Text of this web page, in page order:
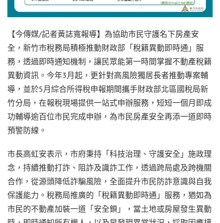
【今傳媒/記者黃誌寬報導】為協助市民守護名下房產安
全，新竹市稅務局積極推動財政部「稅籍異動即時通」服
務，透過即時通知機制，讓民眾能第一時間掌握不動產稅籍
異動資訊。今年3月起，更針對高風險獨居長者推動專案輔
導，並於5月綜合所得稅申報期間攜手財政部北區國稅局新
竹分局，在報稅現場提供一站式申辦服務，短短一個月即成
功輔導逾百位市民完成申辦，為市民房產安全再添一道即時
預警防線。
市長高虹安表示，市府秉持「科技治理、守護安全」施政理
念，持續推動打詐、阻詐及識詐工作，透過跨局處及跨機關
合作，從源頭降低詐騙風險，全面提升市民防詐意識與自我
保護能力。稅務局推廣的「稅籍異動即時通」服務，猶如為
市民的不動產加裝一道「安全鎖」，當土地或房屋發生異動